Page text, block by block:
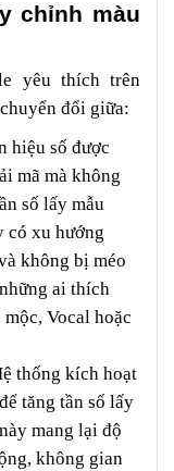
chỉnh màu
yêu thích trên
đổi giữa:
hiệu số được
mã mà không
số lấy mẫu
có xu hướng
không bị méo
ai thích
Vocal hoặc
thống kích hoạt
tăng tần số lấy
mang lại độ
không gian